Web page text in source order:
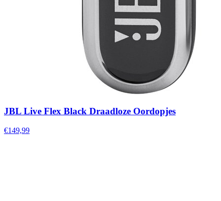
JBL Live Flex Black Draadloze Oordopjes
€149,99